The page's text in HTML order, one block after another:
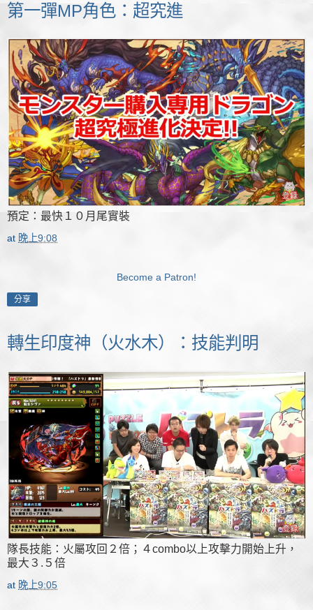
第一彈MP角色：超究進
預定：最快１０月尾實裝
at 晚上9:08
Become a Patron!
分享
轉生印度神（火水木）：技能判明
隊長技能：火屬攻回２倍；４combo以上攻擊力開始上升，
最大３.５倍
at 晚上9:05